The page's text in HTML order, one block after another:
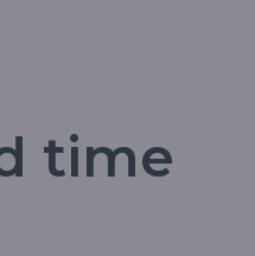
time